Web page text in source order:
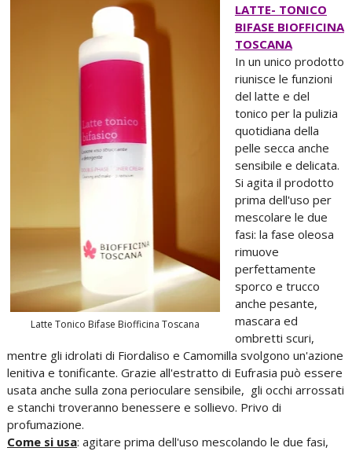
Latte Tonico Bifase Biofficina Toscana
LATTE- TONICO
BIFASE BIOFFICINA
TOSCANA
In un unico prodotto
riunisce le funzioni
del latte e del
tonico per la pulizia
quotidiana della
pelle secca anche
sensibile e delicata.
Si agita il prodotto
prima dell'uso per
mescolare le due
fasi: la fase oleosa
rimuove
perfettamente
sporco e trucco
anche pesante,
mascara ed
ombretti scuri,
mentre gli idrolati di Fiordaliso e Camomilla svolgono un'azione
lenitiva e tonificante. Grazie all'estratto di Eufrasia può essere
usata anche sulla zona perioculare sensibile, gli occhi arrossati
e stanchi troveranno benessere e sollievo. Privo di
profumazione.
Come si usa: agitare prima dell'uso mescolando le due fasi,